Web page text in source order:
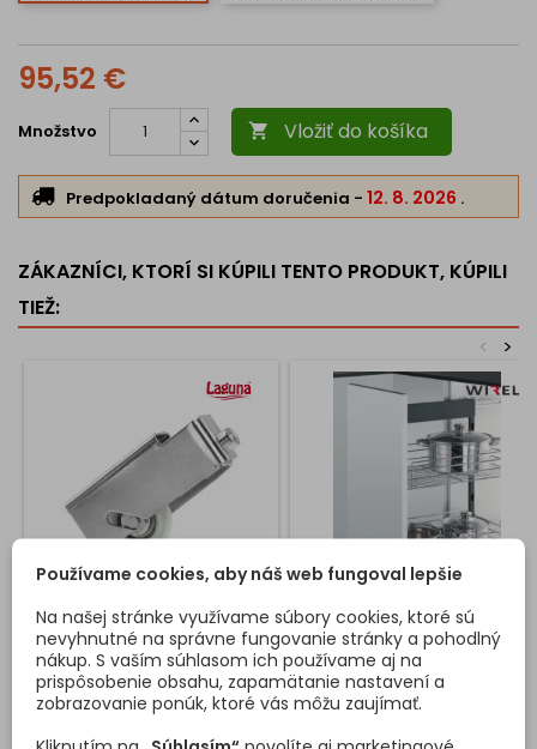
95,52 €
Množstvo  Vložiť do košíka
Predpokladaný dátum doručenia - 12. 8. 2026 .
ZÁKAZNÍCI, KTORÍ SI KÚPILI TENTO PRODUKT, KÚPILI
TIEŽ:
>
<
SPODNÉ KOLIESKO RAMA
Spodné koliesko do profilu na
posúvne dvere
PLNOVÝSUVNÝ KÔŠ
KOMFORT BOČNÝ S
TLMENÍM / CHRÓM
Bočný plnovýsuvný dvojkôš
do korpusu 300 a 400mm
Používame cookies, aby náš web fungoval lepšie
Na našej stránke využívame súbory cookies, ktoré sú
nevyhnutné na správne fungovanie stránky a pohodlný
nákup. S vaším súhlasom ich používame aj na
prispôsobenie obsahu, zapamätanie nastavení a
zobrazovanie ponúk, ktoré vás môžu zaujímať.